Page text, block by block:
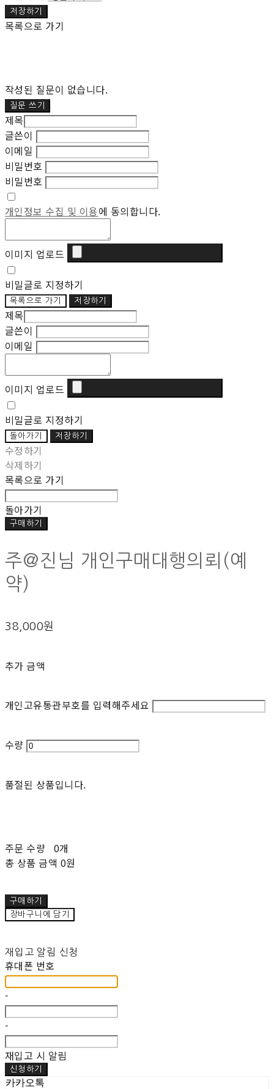
저장하기
목록으로 가기
작성된 질문이 없습니다.
질문 쓰기
제목
글쓴이
이메일
비밀번호
비밀번호
개인정보 수집 및 이용에 동의합니다.
이미지 업로드
비밀글로 지정하기
목록으로 가기 저장하기
제목
글쓴이
이메일
이미지 업로드
비밀글로 지정하기
돌아가기 저장하기
수정하기
삭제하기
목록으로 가기
돌아가기
구매하기
주@진님 개인구매대행의뢰(예
약)
38,000원
추가 금액
개인고유통관부호를 입력해주세요
수량
품절된 상품입니다.
주문 수량 0개
총 상품 금액 0원
구매하기
장바구니에 담기
재입고 알림 신청
휴대폰 번호
-
-
재입고 시 알림
신청하기
카카오톡